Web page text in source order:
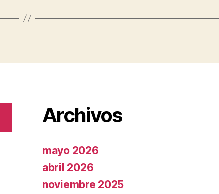
Archivos
mayo 2026
abril 2026
noviembre 2025